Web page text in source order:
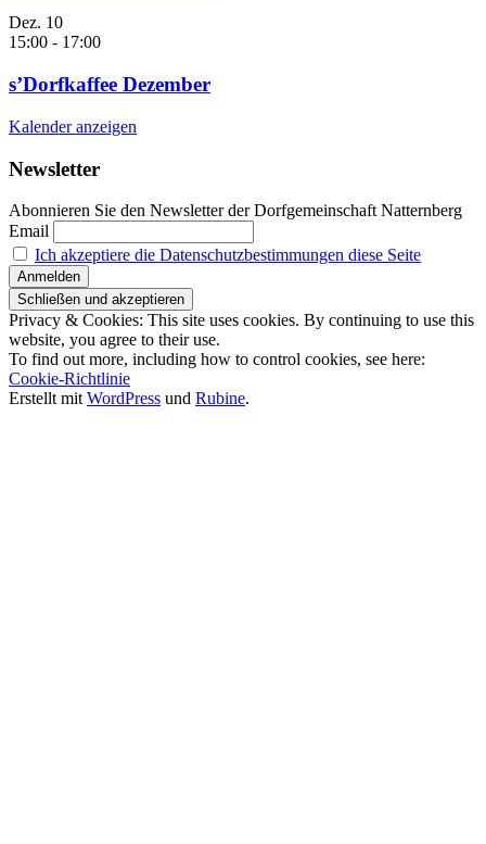
Dez. 10
15:00 - 17:00
s’Dorfkaffee Dezember
Kalender anzeigen
Newsletter
Abonnieren Sie den Newsletter der Dorfgemeinschaft Natternberg
Email
Ich akzeptiere die Datenschutzbestimmungen diese Seite
Privacy & Cookies: This site uses cookies. By continuing to use this
website, you agree to their use.
To find out more, including how to control cookies, see here:
Cookie-Richtlinie
Erstellt mit WordPress und Rubine.